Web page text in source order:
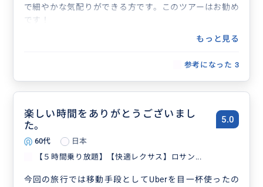
で細やかな気配りができる方です。このツアーはお勧め
です！
もっと見る
参考になった 3
楽しい時間をありがとうございまし
た。
5.0
60代
日本
【５時間乗り放題】【快適レクサス】ロサン...
今回の旅行では移動手段としてUberを目一杯使ったの